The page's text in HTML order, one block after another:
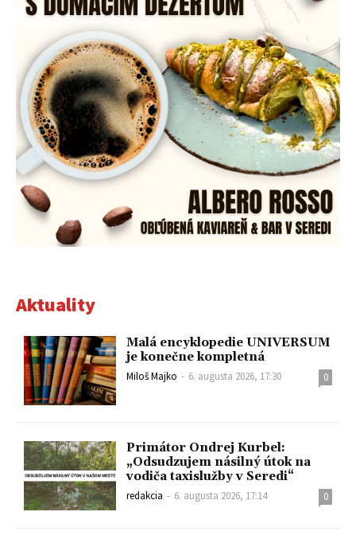
Aktuality
Malá encyklopedie UNIVERSUM
je konečne kompletná
Miloš Majko - 6. augusta 2026, 17:30 0
Primátor Ondrej Kurbel:
„Odsudzujem násilný útok na
vodiča taxislužby v Seredi“
redakcia - 6. augusta 2026, 17:14 0